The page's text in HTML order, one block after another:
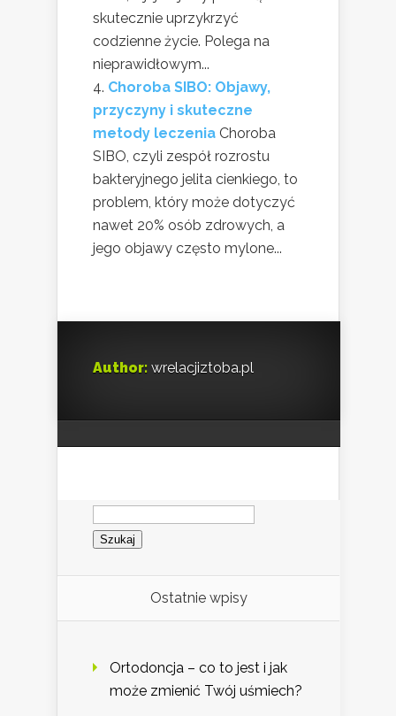
skutecznie uprzykrzyć
codzienne życie. Polega na
nieprawidłowym...
Choroba SIBO: Objawy,
przyczyny i skuteczne
metody leczenia Choroba
SIBO, czyli zespół rozrostu
bakteryjnego jelita cienkiego, to
problem, który może dotyczyć
nawet 20% osób zdrowych, a
jego objawy często mylone...
Author: wrelacjiztoba.pl
Szukaj:
Ostatnie wpisy
Ortodoncja – co to jest i jak
może zmienić Twój uśmiech?